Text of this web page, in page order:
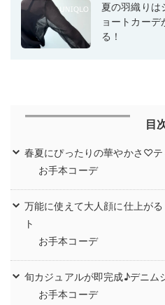
夏の羽織り
ョートカーデ
る！
目
春夏にぴったりの華やかさ♡テ
お手本コーデ
万能に使えて大人顔に仕上が
ト
お手本コーデ
旬カジュアルが即完成♪デニム
お手本コーデ